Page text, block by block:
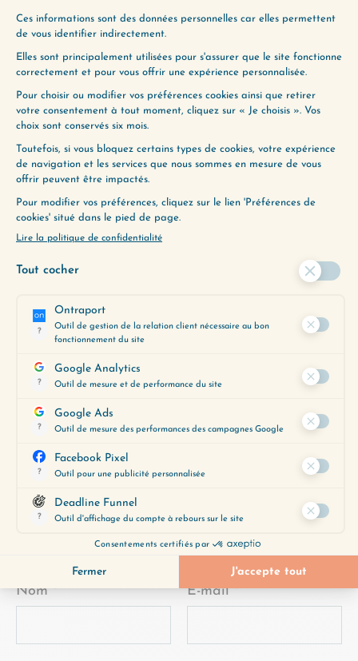
correspondent le mieux à vos
préoccupations du moment.
Obtenez-le gratuitement en
cliquant ci-dessous :
JE LE VEUX
LAISSER UN COMMENTAIRE
Votre adresse e-mail ne sera pas
indiqués avec*
Commentaire*
Nom* E-mail*